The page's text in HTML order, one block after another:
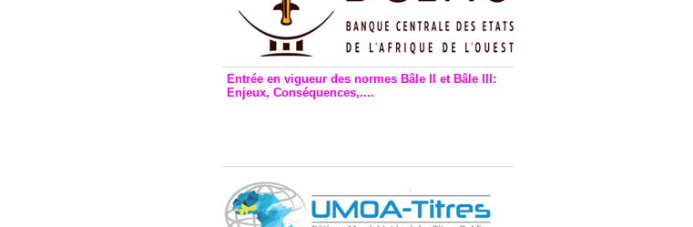
Entrée en vigueur des normes Bâle II et Bâle III:
Enjeux, Conséquences,....